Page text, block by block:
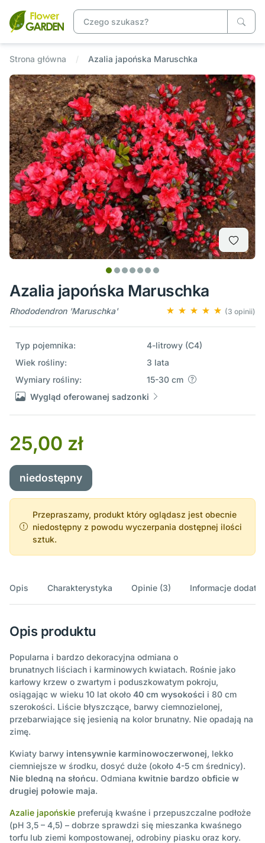
Strona główna Azalia japońska Maruschka
Azalia japońska Maruschka
Rhododendron 'Maruschka' (3 opinii)
Typ pojemnika:
4-litrowy (C4)
Wiek rośliny:
3 lata
Wymiary rośliny:
15-30 cm
Wygląd oferowanej sadzonki
25,00 zł
niedostępny
Przepraszamy, produkt który oglądasz jest obecnie
niedostępny z powodu wyczerpania dostępnej ilości
sztuk.
Opis Charakterystyka Opinie (3) Informacje
Opis produktu
Popularna i bardzo dekoracyjna odmiana o
brunatnych liściach i karminowych kwiatach. Rośnie jako
karłowy krzew o zwartym i poduszkowatym pokroju,
osiągając w wieku 10 lat około 40 cm wysokości i 80 cm
szerokości. Liście błyszczące, barwy ciemnozielonej,
przebarwiające się jesienią na kolor brunatny. Nie opadają na
zimę.
Kwiaty barwy intensywnie karminowoczerwonej, lekko
ciemniejsze w środku, dosyć duże (około 4-5 cm średnicy).
Nie bledną na słońcu. Odmiana kwitnie bardzo obficie w
drugiej połowie maja.
Azalie japońskie preferują kwaśne i przepuszczalne podłoże
(pH 3,5 – 4,5) – dobrze sprawdzi się mieszanka kwaśnego
torfu lub ziemi kompostowanej, odrobiny piasku oraz kory.